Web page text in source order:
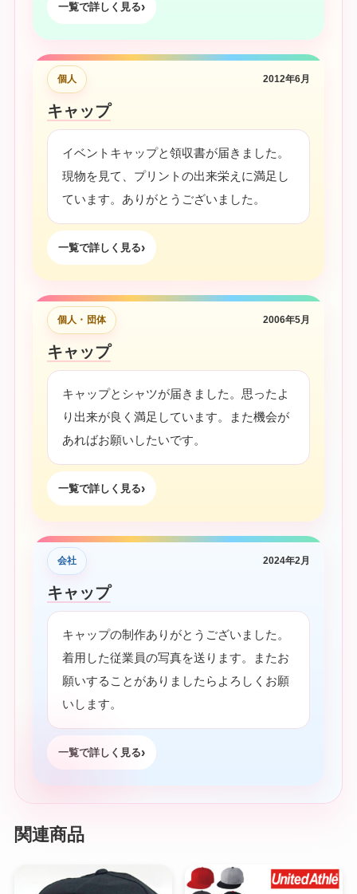
一覧で詳しく見る
個人 2012年6月
キャップ
イベントキャップと領収書が届きました。
現物を見て、プリントの出来栄えに満足し
ています。ありがとうございました。
一覧で詳しく見る
個人・団体 2006年5月
キャップ
キャップとシャツが届きました。思ったよ
り出来が良く満足しています。また機会が
あればお願いしたいです。
一覧で詳しく見る
会社 2024年2月
キャップ
キャップの制作ありがとうございました。
着用した従業員の写真を送ります。またお
願いすることがありましたらよろしくお願
いします。
一覧で詳しく見る
関連商品